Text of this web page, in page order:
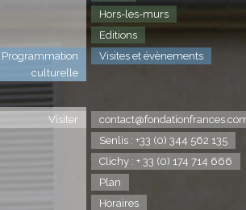
Hors-les-murs
Editions
Programmation
culturelle
Visites et évènements
Visiter
Senlis : +33 (0) 344 562 135
Clichy : + 33 (0) 174 714 666
Plan
Horaires